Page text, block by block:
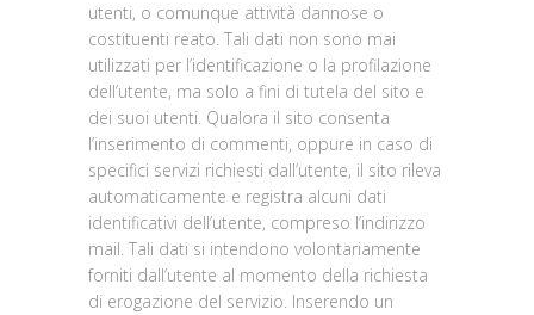
utenti, o comunque attività dannose o
costituenti reato. Tali dati non sono mai
utilizzati per l’identificazione o la profilazione
dell’utente, ma solo a fini di tutela del sito e
dei suoi utenti. Qualora il sito consenta
l’inserimento di commenti, oppure in caso di
specifici servizi richiesti dall’utente, il sito rileva
automaticamente e registra alcuni dati
identificativi dell’utente, compreso l’indirizzo
mail. Tali dati si intendono volontariamente
forniti dall’utente al momento della richiesta
di erogazione del servizio. Inserendo un